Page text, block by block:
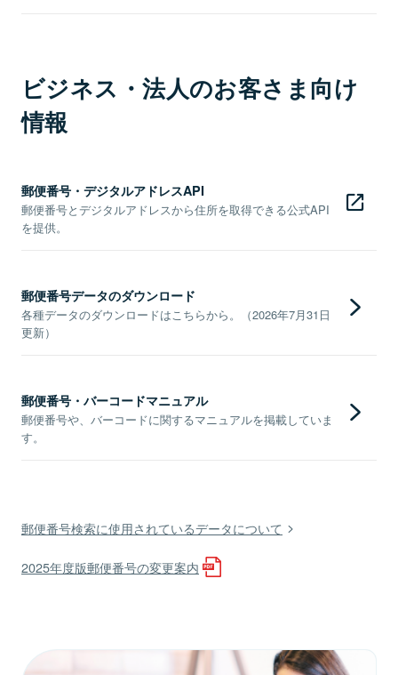
ビジネス・法人のお客さま向け
情報
郵便番号・デジタルアドレスAPI
郵便番号とデジタルアドレスから住所を取得できる公式API
を提供。
郵便番号データのダウンロード
各種データのダウンロードはこちらから。（2026年7月31日
更新）
郵便番号・バーコードマニュアル
郵便番号や、バーコードに関するマニュアルを掲載していま
す。
郵便番号検索に使用されているデータについて
2025年度版郵便番号の変更案内